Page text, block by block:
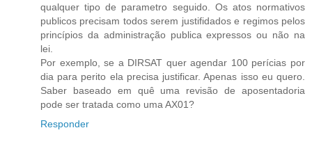
qualquer tipo de parametro seguido. Os atos normativos
publicos precisam todos serem justifidados e regimos pelos
princípios da administração publica expressos ou não na
lei.
Por exemplo, se a DIRSAT quer agendar 100 perícias por
dia para perito ela precisa justificar. Apenas isso eu quero.
Saber baseado em quê uma revisão de aposentadoria
pode ser tratada como uma AX01?
Responder